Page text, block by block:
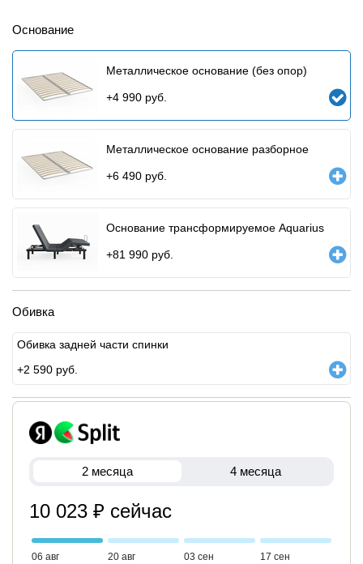
Основание
Металлическое основание (без опор)
+4 990 руб.
Металлическое основание разборное
+6 490 руб.
Основание трансформируемое Aquarius
+81 990 руб.
Обивка
Обивка задней части спинки
+2 590 руб.
2 месяца 4 месяца
10 023 ₽ сейчас
06 авг
20 авг
03 сен
17 сен